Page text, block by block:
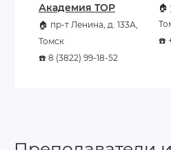
Академия TOP
🏠 пр-т Ленина, д. 133А,
Томск
☎️ 8 (3822) 99-18-52
🏠
☎️